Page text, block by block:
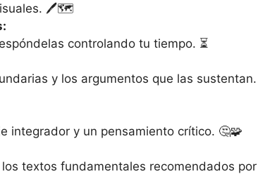
🖊️🗺️
controlando tu tiempo. ⏳
y los argumentos que las sustentan.
integrador y un pensamiento crítico. 🤔🧩
textos fundamentales recomendados por